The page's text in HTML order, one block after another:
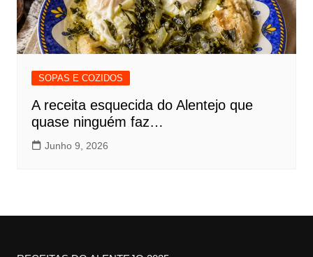
SOPAS E COZIDOS
A receita esquecida do Alentejo que
quase ninguém faz…
Junho 9, 2026